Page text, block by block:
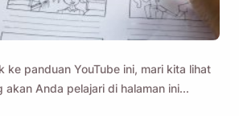
ke panduan YouTube ini, mari kita lihat
akan Anda pelajari di halaman ini...